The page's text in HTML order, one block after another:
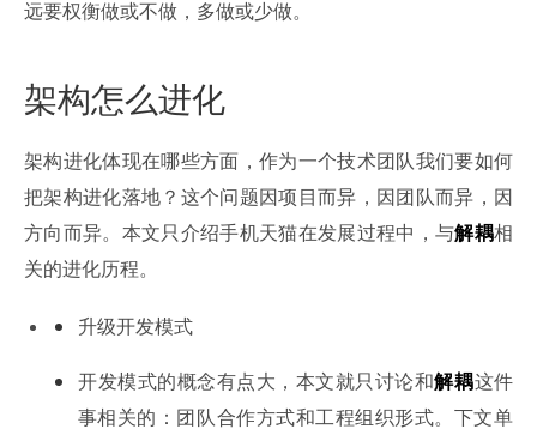
远要权衡做或不做，多做或少做。
架构怎么进化
架构进化体现在哪些方面，作为一个技术团队我们要如何
把架构进化落地？这个问题因项目而异，因团队而异，因
方向而异。本文只介绍手机天猫在发展过程中，与解耦相
关的进化历程。
升级开发模式
开发模式的概念有点大，本文就只讨论和解耦这件
事相关的：团队合作方式和工程组织形式。下文单